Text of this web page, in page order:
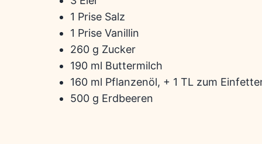
1 Prise Salz
1 Prise Vanillin
260 g Zucker
190 ml Buttermilch
160 ml Pflanzenöl, + 1 TL zum
500 g Erdbeeren